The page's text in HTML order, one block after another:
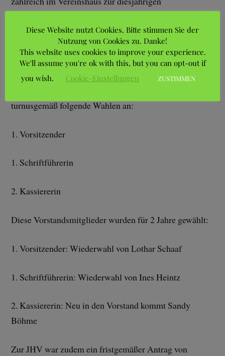
Gärten 71 stimmberechtigte Mitglieder sowie 14
Fördermitglieder gekommen. Auch der erweiterte
Vorstand war vollständig anwesend.
turnusgemäß folgende Wahlen an:
1. Vorsitzender
1. Schriftführerin
2. Kassiererin
Diese Vorstandsmitglieder wurden für 2 Jahre gewählt:
1. Vorsitzender: Wiederwahl von Lothar Schaaf
1. Schriftführerin: Wiederwahl von Ines Heintz
2. Kassiererin: Neu in den Vorstand kommt Sandy
Böhme
Zur JHV war zudem ein fristgemäßer Antrag von
Diese Website nutzt Cookies. Bitte stimmen Sie der
Nutzung von Cookies zu. Danke!
This website uses cookies to improve your experience.
We'll assume you're ok with this, but you can opt-out if
you wish.
Cookie-Einstellungen ZUSTIMMEN